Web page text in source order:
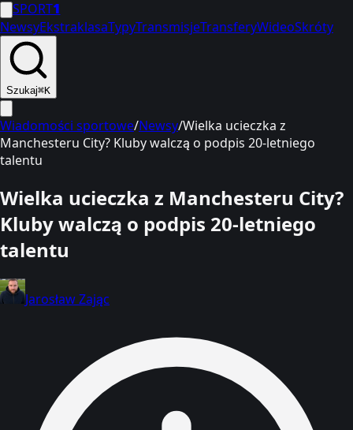
SPORT1
NewsyEkstraklasaTypyTransmisjeTransferyWideoSkróty
Szukaj⌘K
Wiadomości sportowe/Newsy/Wielka ucieczka z
Manchesteru City? Kluby walczą o podpis 20-letniego
talentu
Wielka ucieczka z Manchesteru City?
Kluby walczą o podpis 20-letniego
talentu
Jarosław Zając